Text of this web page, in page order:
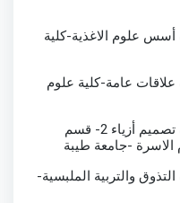
أسس علوم الاغذية-كلية
عامة-كلية علوم
تجميعات اسئلة و اختبارات مادة تصميم أزياء 2- قسم
-جامعة طيبة
والتربية الملبسية-